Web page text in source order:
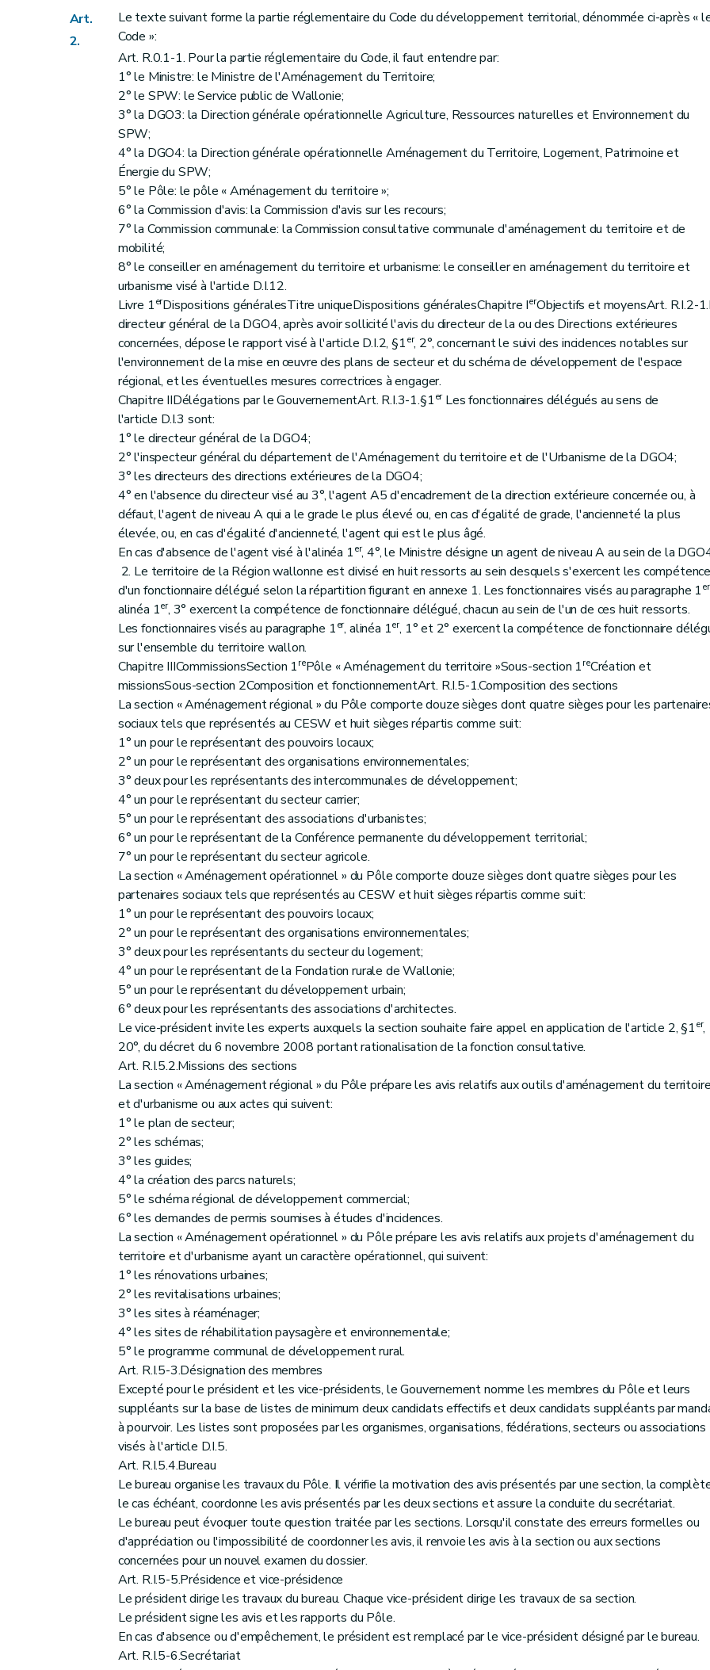
Art. 34
Art. 35
Annexe
Annexe
Annexe
Annexe
Annexe
Annexe
Annexe
Annexe
Annexe
Annexe
Annexe
Annexe
Annexe
Annexe
Annexe
Annexe
Annexe
Annexe
Annexe
Annexe
Annexe
Annexe
Annexe
Annexe
Annexe
Annexe
Annexe
Annexe
Annexe
Art.
2.
Le texte suivant forme la partie réglementaire du Code du développement territorial, dénommée ci-après «
Code »:
Art. R.0.1-1. Pour la partie réglementaire du Code, il faut entendre par:
1° le Ministre: le Ministre de l'Aménagement du Territoire;
2° le SPW: le Service public de Wallonie;
3° la DGO3: la Direction générale opérationnelle Agriculture, Ressources naturelles et Environnement du
SPW;
4° la DGO4: la Direction générale opérationnelle Aménagement du Territoire, Logement, Patrimoine et
Énergie du SPW;
5° le Pôle: le pôle « Aménagement du territoire »;
6° la Commission d'avis: la Commission d'avis sur les recours;
7° la Commission communale: la Commission consultative communale d'aménagement du territoire et de
mobilité;
8° le conseiller en aménagement du territoire et urbanisme: le conseiller en aménagement du territoire et
urbanisme visé à l'article D.I.12.
Livre 1erDispositions généralesTitre uniqueDispositions généralesChapitre IerObjectifs et moyensArt. R.I.2-
directeur général de la DGO4, après avoir sollicité l'avis du directeur de la ou des Directions extérieures
concernées, dépose le rapport visé à l'article D.I.2, §1er, 2°, concernant le suivi des incidences notables sur
l'environnement de la mise en œuvre des plans de secteur et du schéma de développement de l'espace
régional, et les éventuelles mesures correctrices à engager.
Chapitre IIDélégations par le GouvernementArt. R.I.3-1.§1erLes fonctionnaires délégués au sens de
l'article D.I.3 sont:
1° le directeur général de la DGO4;
2° l'inspecteur général du département de l'Aménagement du territoire et de l'Urbanisme de la DGO4;
3° les directeurs des directions extérieures de la DGO4;
4° en l'absence du directeur visé au 3°, l'agent A5 d'encadrement de la direction extérieure concernée ou, à
défaut, l'agent de niveau A qui a le grade le plus élevé ou, en cas d'égalité de grade, l'ancienneté la plus
élevée, ou, en cas d'égalité d'ancienneté, l'agent qui est le plus âgé.
En cas d'absence de l'agent visé à l'alinéa 1er, 4°, le Ministre désigne un agent de niveau A au sein de la
2. Le territoire de la Région wallonne est divisé en huit ressorts au sein desquels s'exercent les
d'un fonctionnaire délégué selon la répartition figurant en annexe 1. Les fonctionnaires visés au paragraphe 1er
alinéa 1er, 3° exercent la compétence de fonctionnaire délégué, chacun au sein de l'un de ces huit ressorts.
Les fonctionnaires visés au paragraphe 1er, alinéa 1er, 1° et 2° exercent la compétence de fonctionnaire
sur l'ensemble du territoire wallon.
Chapitre IIICommissionsSection 1rePôle « Aménagement du territoire »Sous-section 1reCréation et
missionsSous-section 2Composition et fonctionnementArt. R.I.5-1.Composition des sections
La section « Aménagement régional » du Pôle comporte douze sièges dont quatre sièges pour les
sociaux tels que représentés au CESW et huit sièges répartis comme suit:
1° un pour le représentant des pouvoirs locaux;
2° un pour le représentant des organisations environnementales;
3° deux pour les représentants des intercommunales de développement;
4° un pour le représentant du secteur carrier;
5° un pour le représentant des associations d'urbanistes;
6° un pour le représentant de la Conférence permanente du développement territorial;
7° un pour le représentant du secteur agricole.
La section « Aménagement opérationnel » du Pôle comporte douze sièges dont quatre sièges pour les
partenaires sociaux tels que représentés au CESW et huit sièges répartis comme suit:
1° un pour le représentant des pouvoirs locaux;
2° un pour le représentant des organisations environnementales;
3° deux pour les représentants du secteur du logement;
4° un pour le représentant de la Fondation rurale de Wallonie;
5° un pour le représentant du développement urbain;
6° deux pour les représentants des associations d'architectes.
Le vice-président invite les experts auxquels la section souhaite faire appel en application de l'article 2, §1er,
20°, du décret du 6 novembre 2008 portant rationalisation de la fonction consultative.
Art. R.I.5.2.Missions des sections
La section « Aménagement régional » du Pôle prépare les avis relatifs aux outils d'aménagement du
et d'urbanisme ou aux actes qui suivent:
1° le plan de secteur;
2° les schémas;
3° les guides;
4° la création des parcs naturels;
5° le schéma régional de développement commercial;
6° les demandes de permis soumises à études d'incidences.
La section « Aménagement opérationnel » du Pôle prépare les avis relatifs aux projets d'aménagement du
territoire et d'urbanisme ayant un caractère opérationnel, qui suivent:
1° les rénovations urbaines;
2° les revitalisations urbaines;
3° les sites à réaménager;
4° les sites de réhabilitation paysagère et environnementale;
5° le programme communal de développement rural.
Art. R.I.5-3.Désignation des membres
Excepté pour le président et les vice-présidents, le Gouvernement nomme les membres du Pôle et leurs
suppléants sur la base de listes de minimum deux candidats effectifs et deux candidats suppléants par
à pourvoir. Les listes sont proposées par les organismes, organisations, fédérations, secteurs ou associations
visés à l'article D.I.5.
Art. R.I.5.4.Bureau
Le bureau organise les travaux du Pôle. Il vérifie la motivation des avis présentés par une section, la
le cas échéant, coordonne les avis présentés par les deux sections et assure la conduite du secrétariat.
Le bureau peut évoquer toute question traitée par les sections. Lorsqu'il constate des erreurs formelles ou
d'appréciation ou l'impossibilité de coordonner les avis, il renvoie les avis à la section ou aux sections
concernées pour un nouvel examen du dossier.
Art. R.I.5-5.Présidence et vice-présidence
Le président dirige les travaux du bureau. Chaque vice-président dirige les travaux de sa section.
Le président signe les avis et les rapports du Pôle.
En cas d'absence ou d'empêchement, le président est remplacé par le vice-président désigné par le bureau.
Art. R.I.5-6.Secrétariat